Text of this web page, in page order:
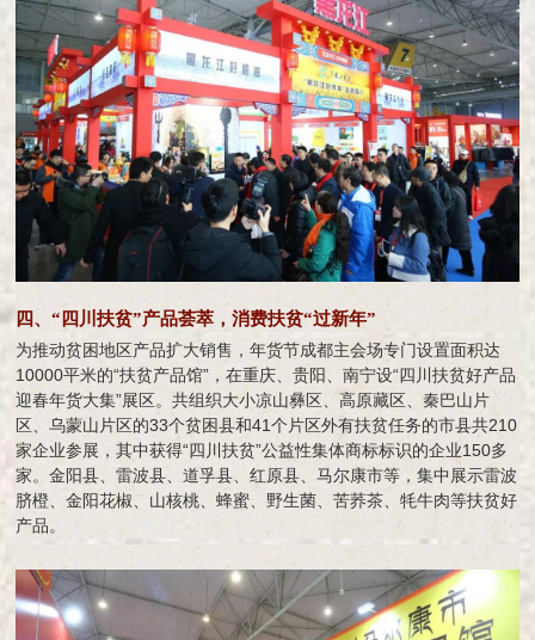
四、“四川扶贫”产品荟萃，消费扶贫“过新年”
为推动贫困地区产品扩大销售，年货节成都主会场专门设置面积达
10000平米的“扶贫产品馆”，在重庆、贵阳、南宁设“四川扶贫好产品
迎春年货大集”展区。共组织大小凉山彝区、高原藏区、秦巴山片
区、乌蒙山片区的33个贫困县和41个片区外有扶贫任务的市县共210
家企业参展，其中获得“四川扶贫”公益性集体商标标识的企业150多
家。金阳县、雷波县、道孚县、红原县、马尔康市等，集中展示雷波
脐橙、金阳花椒、山核桃、蜂蜜、野生菌、苦荞茶、牦牛肉等扶贫好
产品。